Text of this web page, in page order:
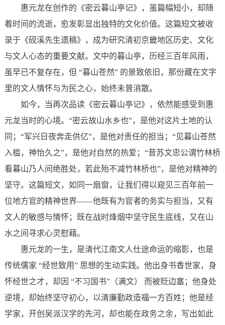
惠元龙在创作的《密云暮山亭记》，虽篇幅短小，却随
着时间的流逝，愈发彰显出独特的文化价值。这篇短文被收
录于《砚溪先生遗稿》，成为研究清初京畿地区历史、文化
与文人心态的重要文献。文中的暮山亭，历经三百年风雨，
虽早已不复存在，但 “暮山苍然” 的景致依旧，那份藏在文字
里的文人情怀与为民之心，始终未曾消散。
如今，当再次品读《密云暮山亭记》，依然能感受到惠
元龙当时的心境。“密云故山水乡也”，是他对这片土地的认
同；“军兴日夜奔走供亿”，是他对责任的担当；“见暮山苍然
入槛，神怡久之”，是他对自然的热爱；“昔苏文忠公谓竹林桥
看暮山乃人间绝胜处，若此殆不减竹林桥也”，是他对精神的
坚守。这篇短文，如同一扇窗，让我们得以窥见三百年前一
位地方官的精神世界——他既有为官者的务实与担当，又有
文人的敏感与情怀；既在战时烽烟中坚守民生底线，又在山
水之间寻求心灵慰藉。
惠元龙的一生，是清代江南文人仕途命运的缩影，也是
传统儒家 “经世致用” 思想的生动实践。他出身书香世家，身
怀经世之才，却因 “不习国书”（满文） 而被贬边塞；他身处
逆境，却始终坚守初心，以清廉勤政造福一方百姓；他是经
学家，开创吴派汉学的先河，却也能在政务之余，写出如此